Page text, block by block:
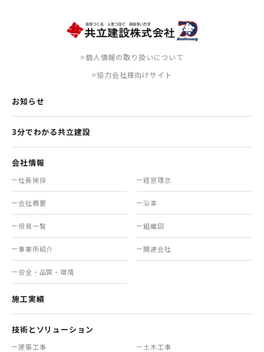
>個人情報の取り扱いについて
>協力会社様向けサイト
お知らせ
3分でわかる共立建設
会社情報
社長挨拶 経営理念
会社概要 沿革
役員一覧 組織図
事業所紹介 関連会社
安全・品質・環境
施工実績
技術とソリューション
建築工事 土木工事